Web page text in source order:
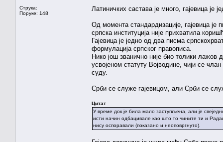
Струка:
Поруке: 148
Латиничких састава је много, гајевица је
Од момента стандардизације, гајевица
српска институција није прихватила
Гајевица је једно од два писма
формулација српског правописа.
Нико још званично није био толики лажов
усвојеном статуту Војводине, чији се
суду.
Срби се служе гајевицом, али Срби се
Цитат
У време док је била мало заступљена, али је
исти начин одбацивале као што то чините ти и
нису оспоравали (показано и неоповргнуто).